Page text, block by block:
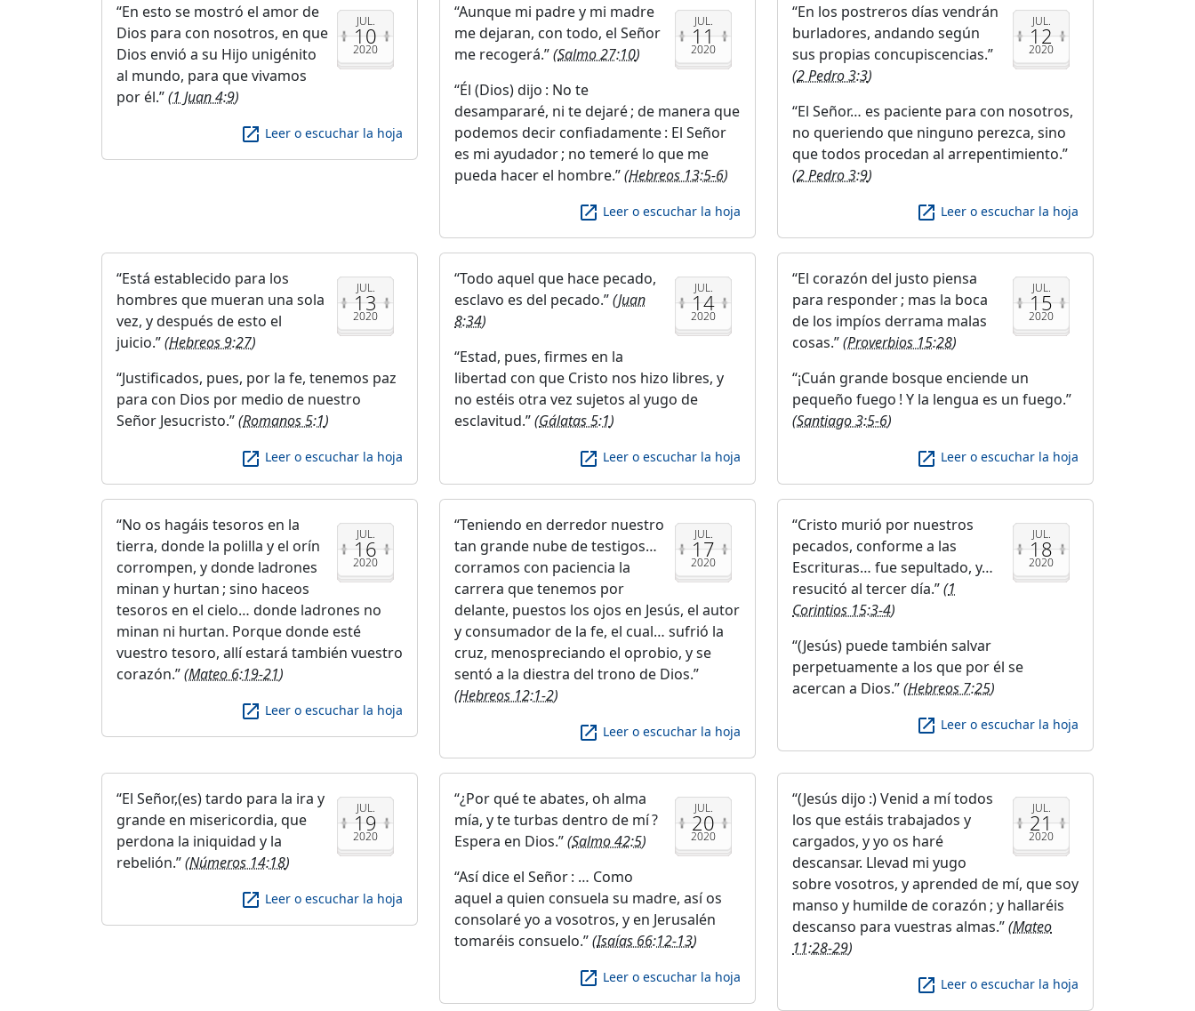
JUL.
10
2020
En esto se mostró el amor de
Dios para con nosotros, en que
Dios envió a su Hijo unigénito
al mundo, para que vivamos
por él. (1 Juan 4:9)
launch Leer o escuchar la hoja
JUL.
11
2020
Aunque mi padre y mi madre
me dejaran, con todo, el Señor
me recogerá. (Salmo 27:10)
Él (Dios) dijo : No te
desampararé, ni te dejaré ; de manera que
podemos decir confiadamente : El Señor
es mi ayudador ; no temeré lo que me
pueda hacer el hombre. (Hebreos 13:5-6)
launch Leer o escuchar la hoja
JUL.
12
2020
En los postreros días vendrán
burladores, andando según
sus propias concupiscencias.
(2 Pedro 3:3)
El Señor… es paciente para con nosotros,
no queriendo que ninguno perezca, sino
que todos procedan al arrepentimiento.
(2 Pedro 3:9)
launch Leer o escuchar la hoja
JUL.
13
2020
Está establecido para los
hombres que mueran una sola
vez, y después de esto el
juicio. (Hebreos 9:27)
Justificados, pues, por la fe, tenemos paz
para con Dios por medio de nuestro
Señor Jesucristo. (Romanos 5:1)
launch Leer o escuchar la hoja
JUL.
14
2020
Todo aquel que hace pecado,
esclavo es del pecado. (Juan
8:34)
Estad, pues, firmes en la
libertad con que Cristo nos hizo libres, y
no estéis otra vez sujetos al yugo de
esclavitud. (Gálatas 5:1)
launch Leer o escuchar la hoja
JUL.
15
2020
El corazón del justo piensa
para responder ; mas la boca
de los impíos derrama malas
cosas. (Proverbios 15:28)
¡Cuán grande bosque enciende un
pequeño fuego ! Y la lengua es un fuego.
(Santiago 3:5-6)
launch Leer o escuchar la hoja
JUL.
16
2020
No os hagáis tesoros en la
tierra, donde la polilla y el orín
corrompen, y donde ladrones
minan y hurtan ; sino haceos
tesoros en el cielo… donde ladrones no
minan ni hurtan. Porque donde esté
vuestro tesoro, allí estará también vuestro
corazón. (Mateo 6:19-21)
launch Leer o escuchar la hoja
JUL.
17
2020
Teniendo en derredor nuestro
tan grande nube de testigos…
corramos con paciencia la
carrera que tenemos por
delante, puestos los ojos en Jesús, el autor
y consumador de la fe, el cual… sufrió la
cruz, menospreciando el oprobio, y se
sentó a la diestra del trono de Dios.
(Hebreos 12:1-2)
launch Leer o escuchar la hoja
JUL.
18
2020
Cristo murió por nuestros
pecados, conforme a las
Escrituras… fue sepultado, y…
resucitó al tercer día. (1
Corintios 15:3-4)
(Jesús) puede también salvar
perpetuamente a los que por él se
acercan a Dios. (Hebreos 7:25)
launch Leer o escuchar la hoja
JUL.
19
2020
El Señor,(es) tardo para la ira y
grande en misericordia, que
perdona la iniquidad y la
rebelión. (Números 14:18)
launch Leer o escuchar la hoja
JUL.
20
2020
¿Por qué te abates, oh alma
mía, y te turbas dentro de mí ?
Espera en Dios. (Salmo 42:5)
Así dice el Señor : … Como
aquel a quien consuela su madre, así os
consolaré yo a vosotros, y en Jerusalén
tomaréis consuelo. (Isaías 66:12-13)
launch Leer o escuchar la hoja
JUL.
21
2020
(Jesús dijo :) Venid a mí todos
los que estáis trabajados y
cargados, y yo os haré
descansar. Llevad mi yugo
sobre vosotros, y aprended de mí, que soy
manso y humilde de corazón ; y hallaréis
descanso para vuestras almas. (Mateo
11:28-29)
launch Leer o escuchar la hoja